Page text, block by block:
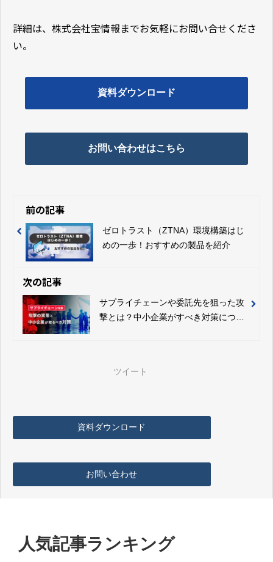
詳細は、株式会社宝情報までお気軽にお問い合せくださ
い。
資料ダウンロード
お問い合わせはこちら
前の記事
ゼロトラスト（ZTNA）環境構築はじ
めの一歩！おすすめの製品を紹介
次の記事
サプライチェーンや委託先を狙った攻
撃とは？中小企業がすべき対策につい
ツイート
資料ダウンロード
お問い合わせ
人気記事ランキング